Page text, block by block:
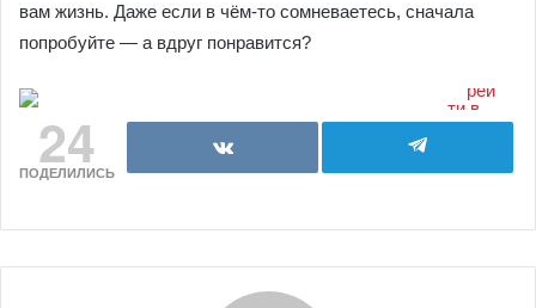
вам жизнь. Даже если в чём-то сомневаетесь, сначала
попробуйте — а вдруг понравится?
24
ПОДЕЛИЛИСЬ